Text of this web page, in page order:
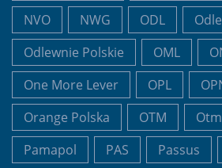
NVO
NWG ODL
Odlewnie Polskie
OML
One More Lever
OPL
Orange Polska
OTM
Pamapol
PAS Passus